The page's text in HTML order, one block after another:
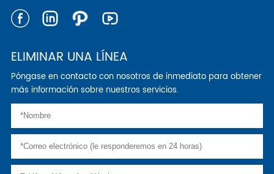
ELIMINAR UNA LÍNEA
Póngase en contacto con nosotros de inmediato para obtener
más información sobre nuestros servicios.